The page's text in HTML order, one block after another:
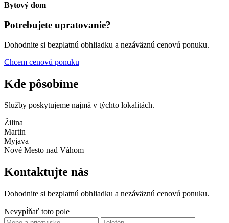
Bytový dom
Potrebujete upratovanie?
Dohodnite si bezplatnú obhliadku a nezáväznú cenovú ponuku.
Chcem cenovú ponuku
Kde pôsobíme
Služby poskytujeme najmä v týchto lokalitách.
Žilina
Martin
Myjava
Nové Mesto nad Váhom
Kontaktujte nás
Dohodnite si bezplatnú obhliadku a nezáväznú cenovú ponuku.
Nevypĺňať toto pole